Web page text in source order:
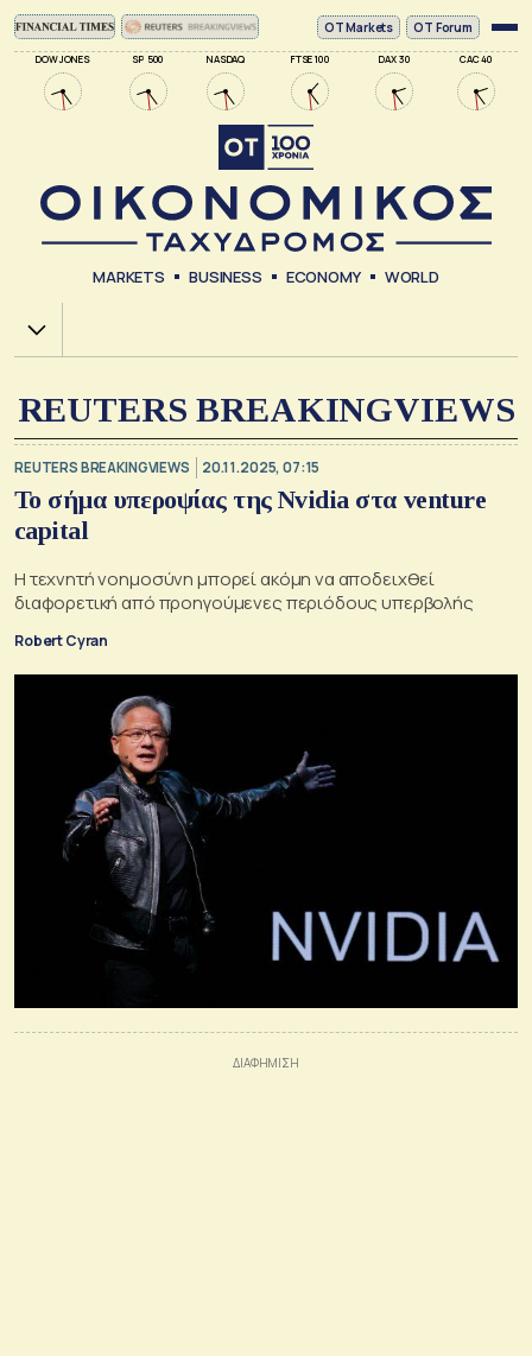
DOW JONES SP 500 NASDAQ FTSE 100 DAX 30 CAC 40
ΟΤ Markets OT Forum
MARKETS BUSINESS ECONOMY WORLD
Χ.Α.
REUTERS BREAKINGVIEWS
REUTERS BREAKINGVIEWS 20.11.2025, 07:15
Το σήμα υπεροψίας της Nvidia στα venture
capital
Η τεχνητή νοημοσύνη μπορεί ακόμη να αποδειχθεί
διαφορετική από προηγούμενες περιόδους υπερβολής
Robert Cyran